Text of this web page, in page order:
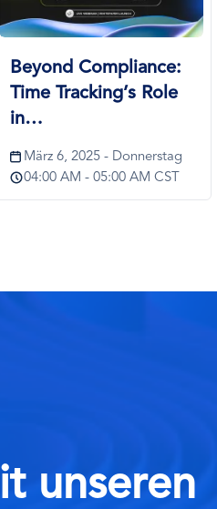
Evolve Beyond
Borders 2023
Donnerstag
08:00 AM - 11:00 AM CST
unseren